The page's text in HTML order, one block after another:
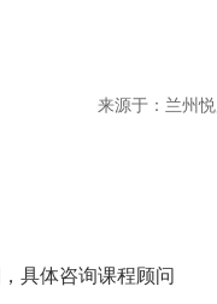
来源于：兰州
具体咨询课程顾问